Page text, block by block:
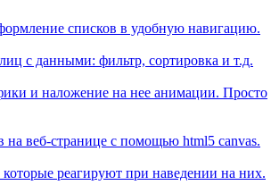
списков в удобную навигацию.
с данными: фильтр, сортировка и т.д.
и наложение на нее анимации. Просто
на веб-странице с помощью html5 canvas.
реагируют при наведении на них.